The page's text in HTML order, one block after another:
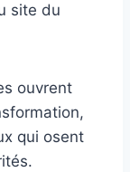
site du
ouvrent
qui osent